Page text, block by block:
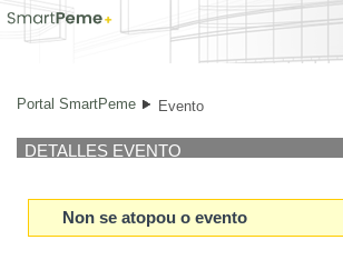
Evento
Portal SmartPeme Evento
DETALLES EVENTO
Non se atopou o evento